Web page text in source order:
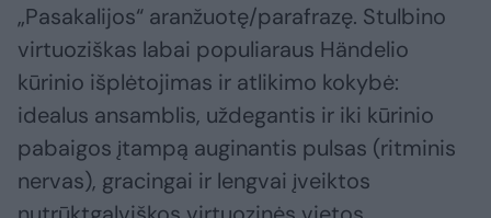
„Pasakalijos“ aranžuotę/parafrazę. Stulbino
virtuoziškas labai populiaraus Händelio
kūrinio išplėtojimas ir atlikimo kokybė:
idealus ansamblis, uždegantis ir iki kūrinio
pabaigos įtampą auginantis pulsas (ritminis
nervas), gracingai ir lengvai įveiktos